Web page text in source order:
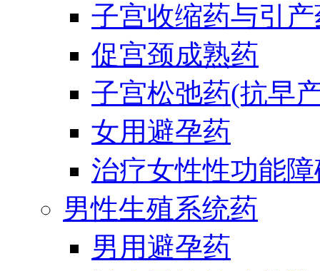
子宫收缩药与引
促宫颈成熟药
子宫松弛药(抗早
女用避孕药
治疗女性性功能
男性生殖系统药
男用避孕药